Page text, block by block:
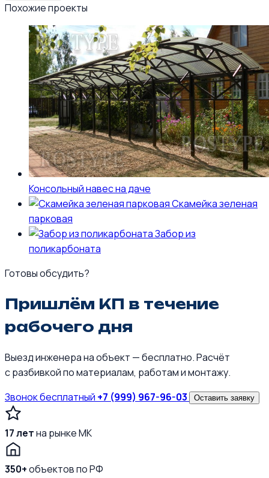
Похожие проекты
Консольный навес на даче
Скамейка зеленая
парковая
Забор из
поликарбоната
Готовы обсудить?
Пришлём КП в течение
рабочего дня
Выезд инженера на объект — бесплатно. Расчёт
с разбивкой по материалам, работам и монтажу.
Звонок бесплатный +7 (999) 967-96-03 Оставить заявку
17 летна рынке МК
350+объектов по РФ